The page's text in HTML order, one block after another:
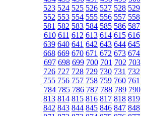
523 524 525 526 527 528 529
552 553 554 555 556 557 558
581 582 583 584 585 586 587
610 611 612 613 614 615 616
639 640 641 642 643 644 645
668 669 670 671 672 673 674
697 698 699 700 701 702 703
726 727 728 729 730 731 732
755 756 757 758 759 760 761
784 785 786 787 788 789 790
813 814 815 816 817 818 819
842 843 844 845 846 847 848